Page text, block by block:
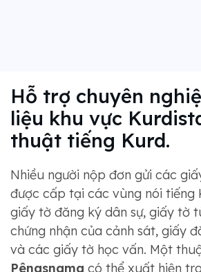
Hỗ trợ chuyên
liệu khu vực
thuật tiếng Kurd.
Nhiều người nộp đơn gửi các
được cấp tại các vùng nói tiếng
giấy tờ đăng ký dân sự, giấy tờ
chứng nhận của cảnh sát, giấy
và các giấy tờ học vấn. Một
Pênasnama có thể xuất hiện